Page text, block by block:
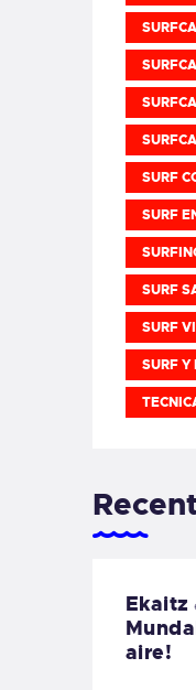
SURF
SURF
SURF
SURF
SURF Y
Ekaitz
aire!